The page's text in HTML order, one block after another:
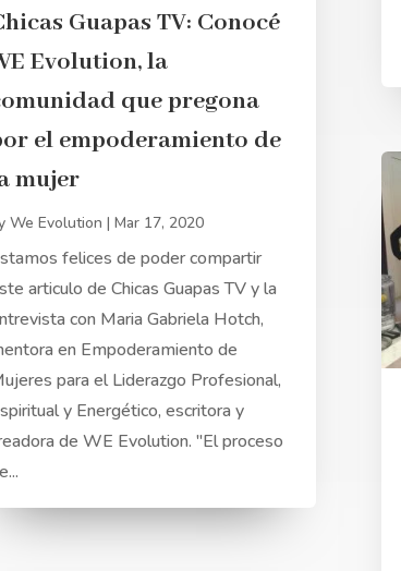
Guapas TV: Conocé
Evolution, la
que pregona
el empoderamiento de
mujer
We Evolution |Mar 17, 2020
felices de poder compartir
articulo de Chicas Guapas TV y la
con Maria Gabriela Hotch,
en Empoderamiento de
para el Liderazgo Profesional,
y Energético, escritora y
de WE Evolution. "El proceso